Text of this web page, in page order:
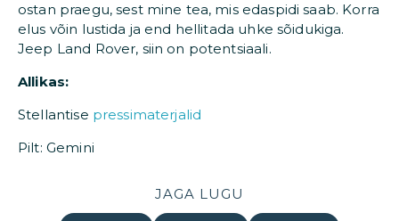
ostan praegu, sest mine tea, mis edaspidi saab. Korra
elus võin lustida ja end hellitada uhke sõidukiga.
Jeep Land Rover, siin on potentsiaali.
Allikas:
Stellantise pressimaterjalid
Pilt: Gemini
JAGA LUGU